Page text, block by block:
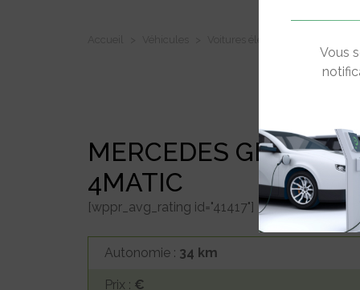
MERCEDES GLC 350E
4MATIC
[wppr_avg_rating id="41417"]
Autonomie : 34 km
Prix : €
Vous